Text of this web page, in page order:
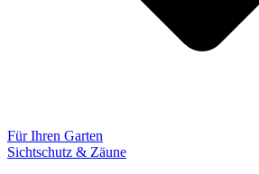
Für Ihren Garten
Sichtschutz & Zäune